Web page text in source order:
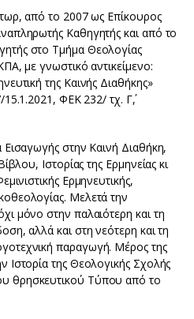
από το 2007 ως Επίκουρος
Καθηγητής και από το
στο Τμήμα Θεολογίας
με γνωστικό αντικείμενο:
της Καινής Διαθήκης»
ΦΕΚ 232/ τχ. Γ΄,
Εισαγωγής στην Καινή Διαθήκη,
Ιστορίας της Ερμηνείας κι
Ερμηνευτικής,
Μελετά την
μόνο στην παλαιότερη και τη
αλλά και στη νεότερη και τη
παραγωγή. Μέρος της
Ιστορία της Θεολογικής Σχολής
θρησκευτικού Τύπου από το